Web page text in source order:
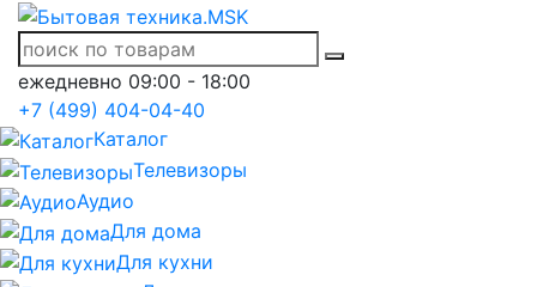
ежедневно 09:00 - 18:00
+7 (499) 404-04-40
Каталог
Телевизоры
Аудио
Для дома
Для кухни